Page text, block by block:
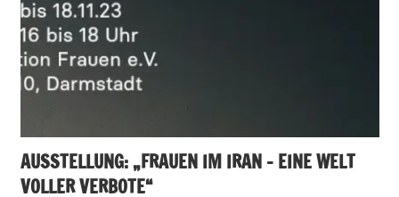
AUSSTELLUNG: „FRAUEN IM IRAN – EINE WELT
VOLLER VERBOTE“